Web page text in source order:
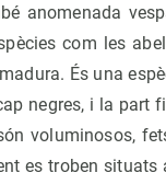
anomenada
com les
És una
negres, i la
voluminosos,
es troben situats